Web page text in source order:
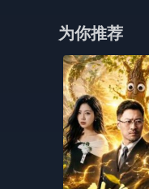
为你推荐